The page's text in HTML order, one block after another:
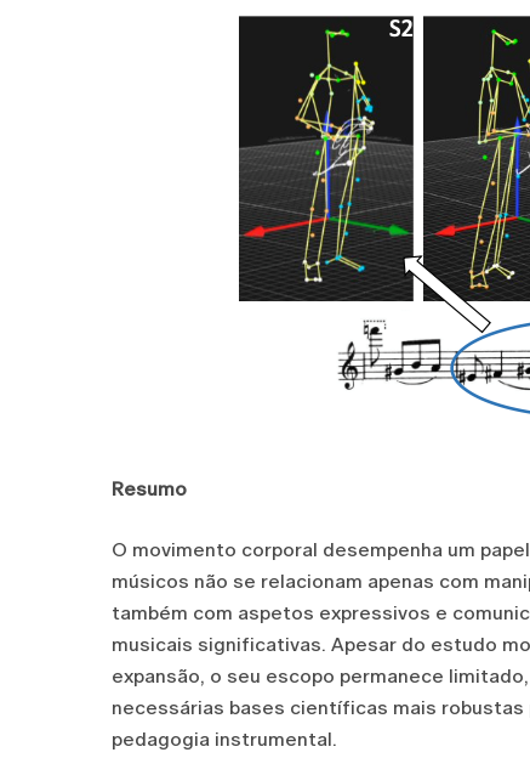
Resumo
O movimento corporal desempenha um
músicos não se relacionam apenas com
também com aspetos expressivos e
musicais significativas. Apesar do estudo
expansão, o seu escopo permanece
necessárias bases científicas mais
pedagogia instrumental.